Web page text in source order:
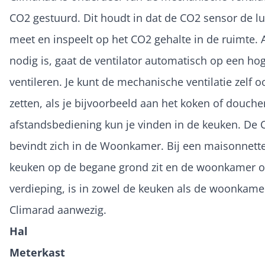
CO2 gestuurd. Dit houdt in dat de CO2 sensor de
meet en inspeelt op het CO2 gehalte in de ruimte.
nodig is, gaat de ventilator automatisch op een
ventileren. Je kunt de mechanische ventilatie zelf
zetten, als je bijvoorbeeld aan het koken of
afstandsbediening kun je vinden in de keuken. De
bevindt zich in de Woonkamer. Bij een
keuken op de begane grond zit en de woonkamer
verdieping, is in zowel de keuken als de
Climarad aanwezig.
Hal
Meterkast